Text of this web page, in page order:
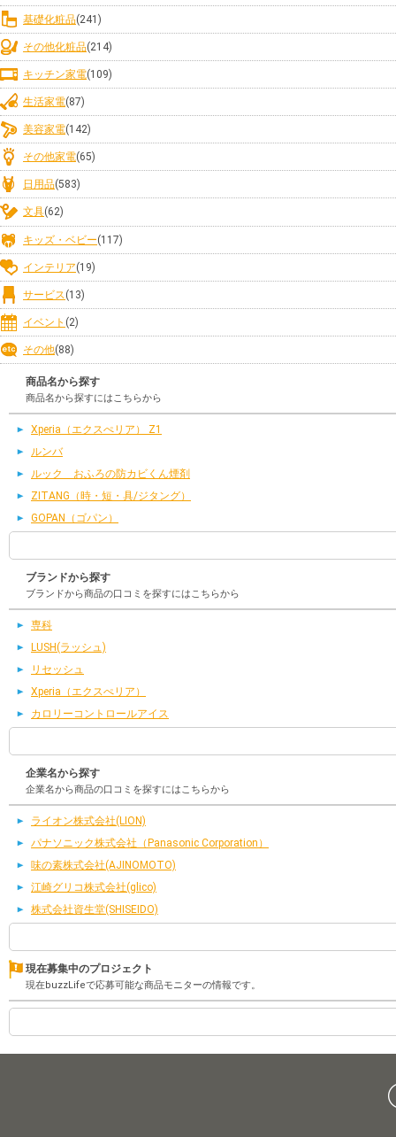
基礎化粧品(241)
その他化粧品(214)
キッチン家電(109)
生活家電(87)
美容家電(142)
その他家電(65)
日用品(583)
文具(62)
キッズ・ベビー(117)
インテリア(19)
サービス (13)
イベント (2)
その他(88)
商品名から探す
商品名から探すにはこちらから
Xperia（エクスぺリア） Z1
ルンバ
ルック おふろの防カビくん煙剤
ZITANG（時・短・具/ジタング）
GOPAN（ゴパン）
ブランドから探す
ブランドから商品の口コミを探すにはこちらから
専科
LUSH(ラッシュ)
リセッシュ
Xperia（エクスぺリア）
カロリーコントロールアイス
企業名から探す
企業名から商品の口コミを探すにはこちらから
ライオン株式会社(LION)
パナソニック株式会社（Panasonic Corporation）
味の素株式会社(AJINOMOTO)
江崎グリコ株式会社(glico)
株式会社資生堂(SHISEIDO)
現在募集中のプロジェクト
現在buzzLifeで応募可能な商品モニターの情報です。